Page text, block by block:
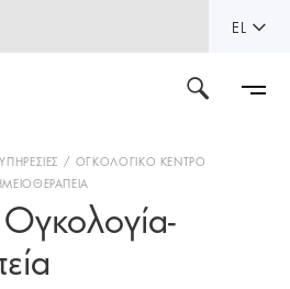
EL
ΥΠΗΡΕΣΙΕΣ
ΟΓΚΟΛΟΓΙΚΟ ΚΕΝΤΡΟ